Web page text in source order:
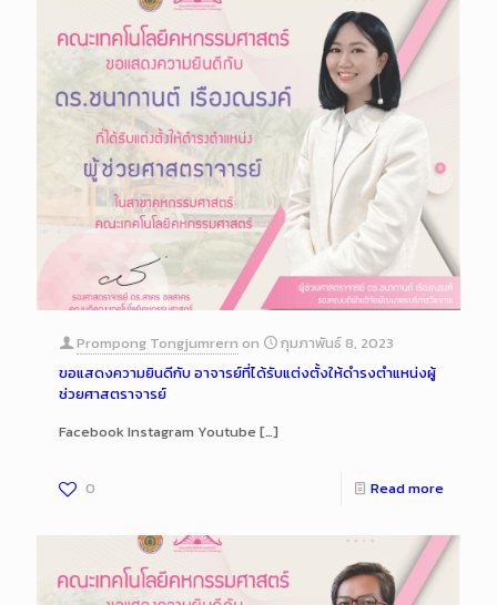
Prompong Tongjumrern on
กุมภาพันธ์ 8, 2023
ขอแสดงความยินดีกับ อาจารย์ที่ได้รับแต่งตั้งให้ดำรงตำแหน่งผู้
ช่วยศาสตราจารย์
Facebook Instagram Youtube […]
0 Read more